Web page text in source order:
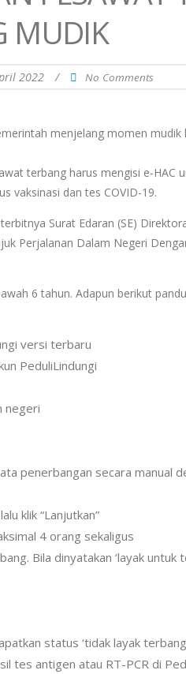
MUDIK
2022 / No Comments
menjelang momen mudik
terbang harus mengisi e-HAC
vaksinasi dan tes COVID-19.
Surat Edaran (SE)
Perjalanan Dalam Negeri
6 tahun. Adapun berikut
versi terbaru
PeduliLindungi
negeri
penerbangan secara manual
klik “Lanjutkan”
4 orang sekaligus
Bila dinyatakan ‘layak
status ‘tidak layak
tes antigen atau RT-PCR di